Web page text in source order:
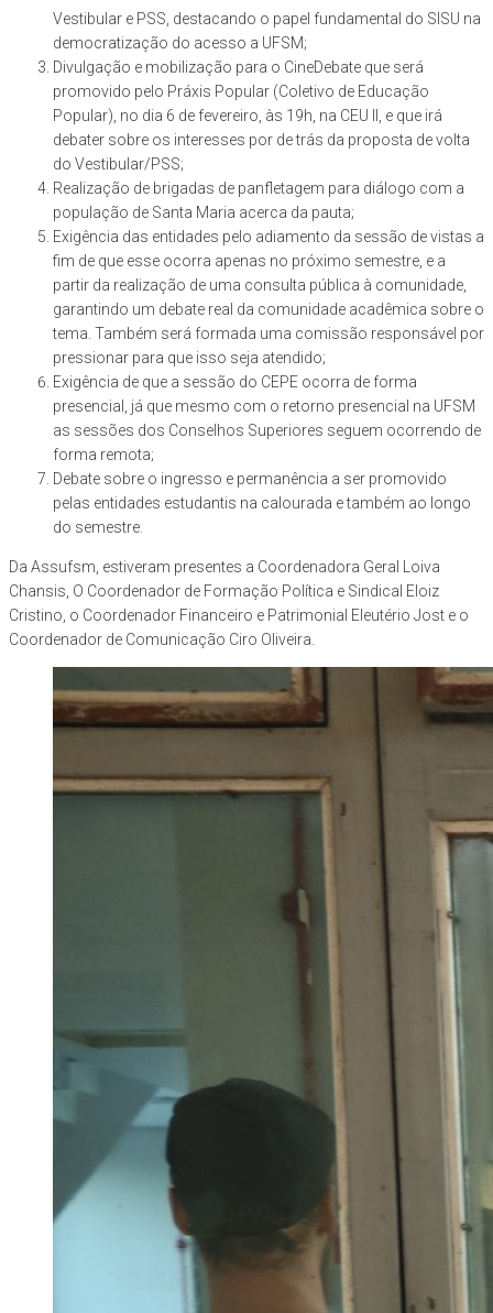
Vestibular e PSS, destacando o papel fundamental do SISU na
democratização do acesso a UFSM;
Divulgação e mobilização para o CineDebate que será
promovido pelo Práxis Popular (Coletivo de Educação
Popular), no dia 6 de fevereiro, às 19h, na CEU II, e que irá
debater sobre os interesses por de trás da proposta de volta
do Vestibular/PSS;
Realização de brigadas de panfletagem para diálogo com a
população de Santa Maria acerca da pauta;
Exigência das entidades pelo adiamento da sessão de vistas a
fim de que esse ocorra apenas no próximo semestre, e a
partir da realização de uma consulta pública à comunidade,
garantindo um debate real da comunidade acadêmica sobre o
tema. Também será formada uma comissão responsável por
pressionar para que isso seja atendido;
Exigência de que a sessão do CEPE ocorra de forma
presencial, já que mesmo com o retorno presencial na UFSM
as sessões dos Conselhos Superiores seguem ocorrendo de
forma remota;
Debate sobre o ingresso e permanência a ser promovido
pelas entidades estudantis na calourada e também ao longo
do semestre.
Da Assufsm, estiveram presentes a Coordenadora Geral Loiva
Chansis, O Coordenador de Formação Política e Sindical Eloiz
Cristino, o Coordenador Financeiro e Patrimonial Eleutério Jost e o
Coordenador de Comunicação Ciro Oliveira.